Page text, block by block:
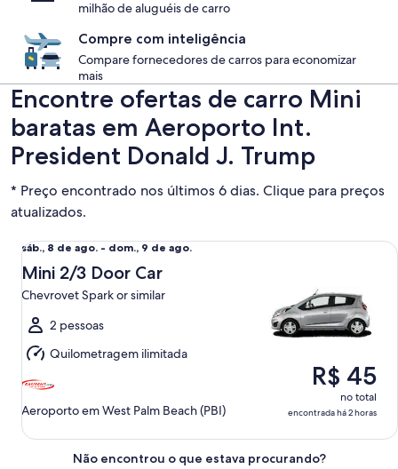
milhão de aluguéis de carro
Compre com inteligência
Compare fornecedores de carros para economizar
mais
Encontre ofertas de carro Mini
baratas em Aeroporto Int.
President Donald J. Trump
* Preço encontrado nos últimos 6 dias. Clique para preços
atualizados.
sáb.,
8
de
ago.
dom.,
9
de
sáb., 8 de ago. - dom., 9 de ago.
Mini 2/3 Door Car
Chevrovet Spark or similar
2 pessoas
Quilometragem ilimitada
Aeroporto em West Palm Beach (PBI)
R$ 45
no total
encontrada há 2 horas
Mini 2/3 Door Car Chevrovet Spark or similar
Não encontrou o que estava procurando?